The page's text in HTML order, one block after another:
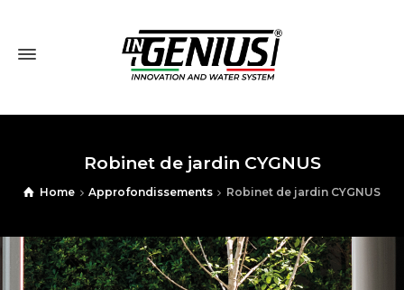
Robinet de jardin CYGNUS
Home Approfondissements Robinet de jardin CYGNUS